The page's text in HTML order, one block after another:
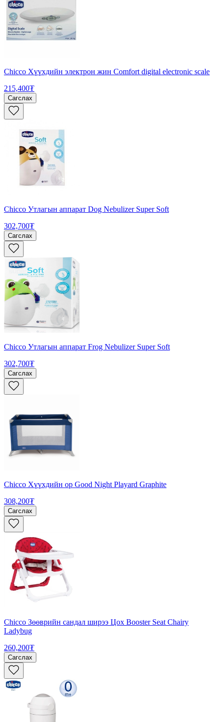
Chicco Хүүхдийн электрон жин Comfort digital electronic scale
215,400₮
Сагслах
Chicco Утлагын аппарат Dog Nebulizer Super Soft
302,700₮
Сагслах
Chicco Утлагын аппарат Frog Nebulizer Super Soft
302,700₮
Сагслах
Chicco Хүүхдийн ор Good Night Playard Graphite
308,200₮
Сагслах
Chicco Зөөврийн сандал ширээ Цох Booster Seat Chairy
Ladybug
260,200₮
Сагслах